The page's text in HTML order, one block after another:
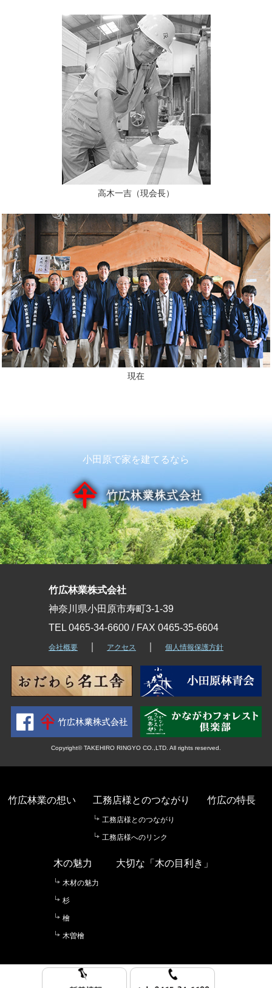
高木一吉（現会長）
現在
小田原で家を建てるなら
竹広林業株式会社
神奈川県小田原市寿町3-1-39
TEL 0465-34-6600 / FAX 0465-35-6604
会社概要 アクセス 個人情報保護方針
Copyright© TAKEHIRO RINGYO CO.,LTD. All rights reserved.
竹広林業の想い 工務店様とのつながり
工務店様とのつながり
工務店様へのリンク
竹広の特長
木の魅力
木材の魅力
杉
檜
木曽檜
大切な「木の目利き」